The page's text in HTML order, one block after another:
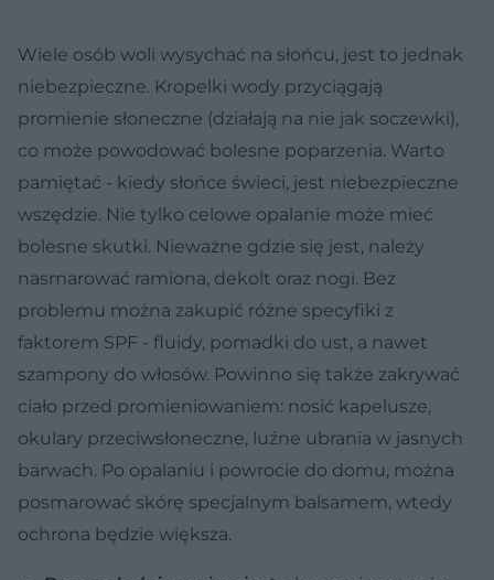
Wiele osób woli wysychać na słońcu, jest to jednak
niebezpieczne. Kropelki wody przyciągają
promienie słoneczne (działają na nie jak soczewki),
co może powodować bolesne poparzenia. Warto
pamiętać - kiedy słońce świeci, jest niebezpieczne
wszędzie. Nie tylko celowe opalanie może mieć
bolesne skutki. Nieważne gdzie się jest, należy
nasmarować ramiona, dekolt oraz nogi. Bez
problemu można zakupić różne specyfiki z
faktorem SPF - fluidy, pomadki do ust, a nawet
szampony do włosów. Powinno się także zakrywać
ciało przed promieniowaniem: nosić kapelusze,
okulary przeciwsłoneczne, luźne ubrania w jasnych
barwach. Po opalaniu i powrocie do domu, można
posmarować skórę specjalnym balsamem, wtedy
ochrona będzie większa.